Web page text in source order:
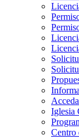
Iglesia
Centro